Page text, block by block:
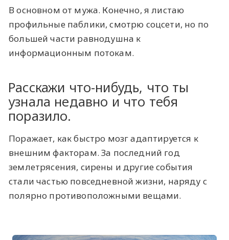
В основном от мужа. Конечно, я листаю
профильные паблики, смотрю соцсети, но по
большей части равнодушна к
информационным потокам.
Расскажи что-нибудь, что ты
узнала недавно и что тебя
поразило.
Поражает, как быстро мозг адаптируется к
внешним факторам. За последний год
землетрясения, сирены и другие события
стали частью повседневной жизни, наряду с
полярно противоположными вещами.